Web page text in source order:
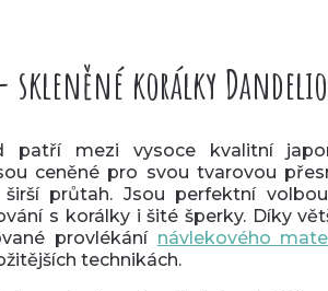
- skleněné korálky
patří mezi vysoce kvalitní
ceněné pro svou tvarovou
průtah. Jsou perfektní
s korálky i šité šperky. Díky
provlékání návlekového
technikách.